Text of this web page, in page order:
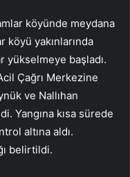
köyünde meydana
yakınlarında
yükselmeye başladı.
Çağrı Merkezine
ve Nallıhan
Yangına kısa sürede
altına aldı.
belirtildi.